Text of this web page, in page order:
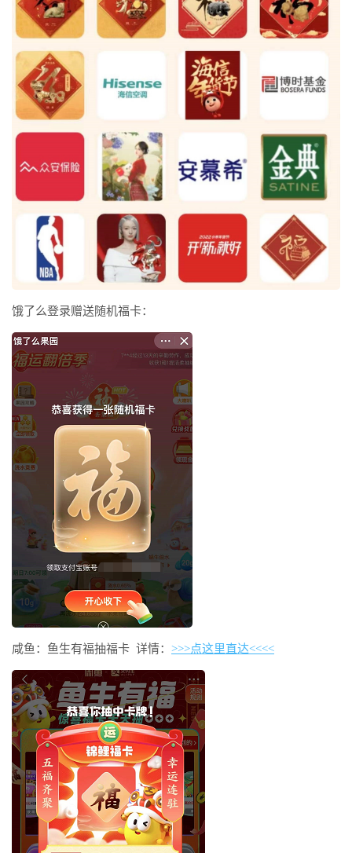
饿了么登录赠送随机福卡：
咸鱼：鱼生有福抽福卡 详情： >>>点这里直达<<<<